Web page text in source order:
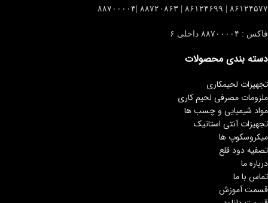
۸۶۱۲۴۵۷۷ | ۸۶۱۲۴۶۹۹ | ۸۸۷۲۰۸۶۳ |۸۸۷۰۰۰۰۴
فاکس : ۸۸۷۰۰۰۰۴ داخلی ۶
دسته بندی محصولات
تجهیزات لحیمکاری
ملزومات مصرفی لحیم کاری
مواد شیمیایی و چسب ها
تجهیزات آنتی استاتیک
میکروسکوپ ها
تصفیه دود قلع
درباره ما
تماس با ما
قسمت آموزش